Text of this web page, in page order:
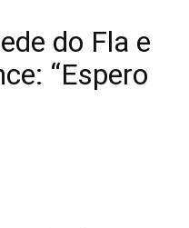
do Fla e
“Espero